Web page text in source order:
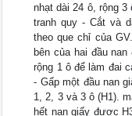
nhạt dài 24 ô, rộng 3
tranh quy - Cắt và
theo que chỉ của
bên của hai đầu
rộng 1 ô để làm đai
- Gấp một đầu nan
1, 2, 3 và 3 ô (H1).
hết nan giấy được